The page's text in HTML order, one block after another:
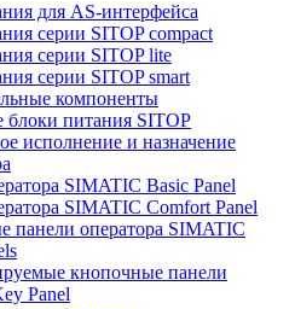
для AS-интерфейса
серии SITOP compact
серии SITOP lite
серии SITOP smart
компоненты
питания SITOP
исполнение и назначение
SIMATIC Basic Panel
SIMATIC Comfort Panel
панели оператора SIMATIC
кнопочные панели
Panel